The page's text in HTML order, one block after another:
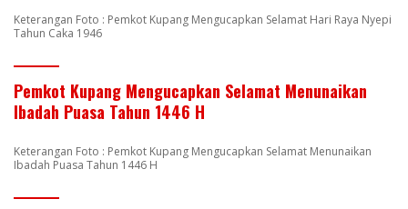
Keterangan Foto : Pemkot Kupang Mengucapkan Selamat Hari Raya Nyepi
Tahun Caka 1946
Pemkot Kupang Mengucapkan Selamat Menunaikan
Ibadah Puasa Tahun 1446 H
Keterangan Foto : Pemkot Kupang Mengucapkan Selamat Menunaikan
Ibadah Puasa Tahun 1446 H